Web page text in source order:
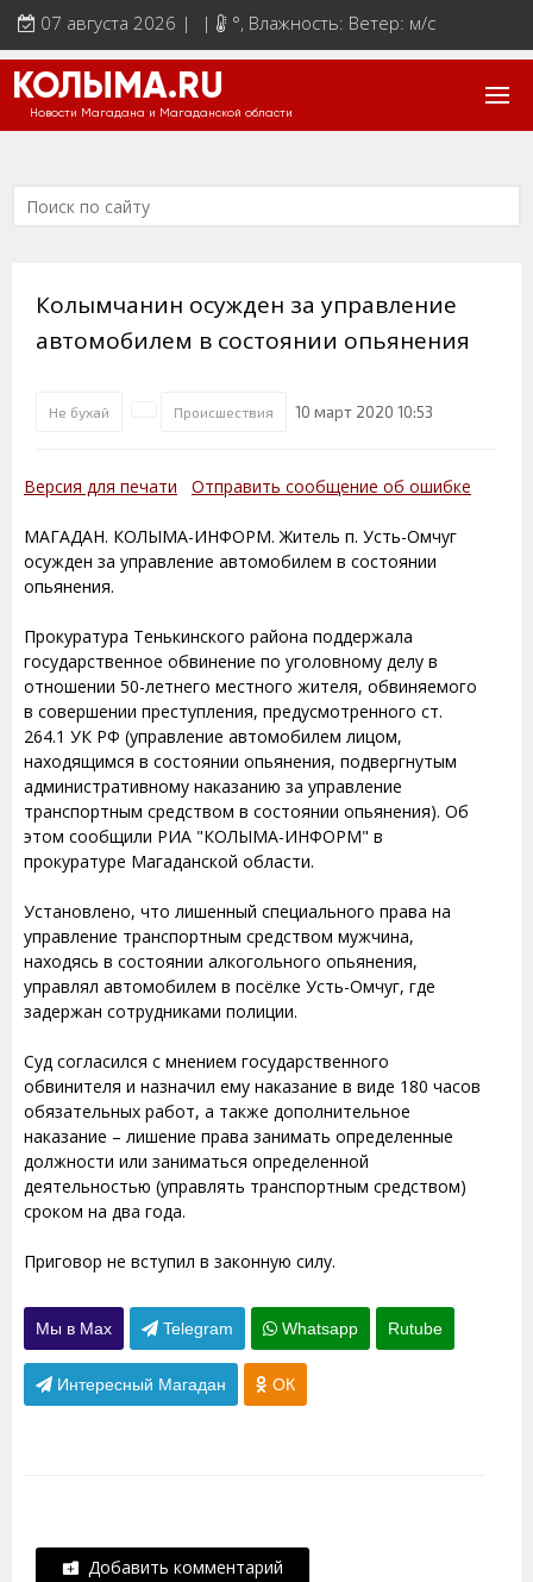
07 августа 2026 | | °, Влажность: Ветер: м/с
КОЛЫМА.RU
Новости Магадана и Магаданской области
Колымчанин осужден за управление
автомобилем в состоянии опьянения
Не бухай Происшествия 10 март 2020 10:53
Версия для печати Отправить сообщение об ошибке
МАГАДАН. КОЛЫМА-ИНФОРМ. Житель п. Усть-Омчуг
осужден за управление автомобилем в состоянии
опьянения.
Прокуратура Тенькинского района поддержала
государственное обвинение по уголовному делу в
отношении 50-летнего местного жителя, обвиняемого
в совершении преступления, предусмотренного ст.
264.1 УК РФ (управление автомобилем лицом,
находящимся в состоянии опьянения, подвергнутым
административному наказанию за управление
транспортным средством в состоянии опьянения). Об
этом сообщили РИА "КОЛЫМА-ИНФОРМ" в
прокуратуре Магаданской области.
Установлено, что лишенный специального права на
управление транспортным средством мужчина,
находясь в состоянии алкогольного опьянения,
управлял автомобилем в посёлке Усть-Омчуг, где
задержан сотрудниками полиции.
Суд согласился с мнением государственного
обвинителя и назначил ему наказание в виде 180 часов
обязательных работ, а также дополнительное
наказание – лишение права занимать определенные
должности или заниматься определенной
деятельностью (управлять транспортным средством)
сроком на два года.
Приговор не вступил в законную силу.
Мы в Max Telegram Whatsapp Rutube
Интересный Магадан ОК
Добавить комментарий